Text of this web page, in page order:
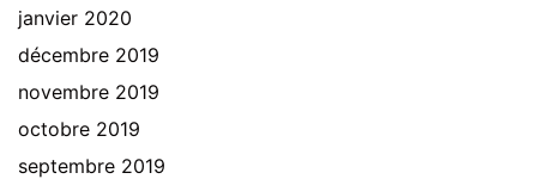
janvier 2020
décembre 2019
novembre 2019
octobre 2019
septembre 2019